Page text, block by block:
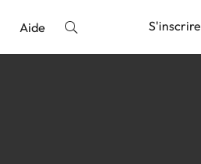
Aide S'inscrire